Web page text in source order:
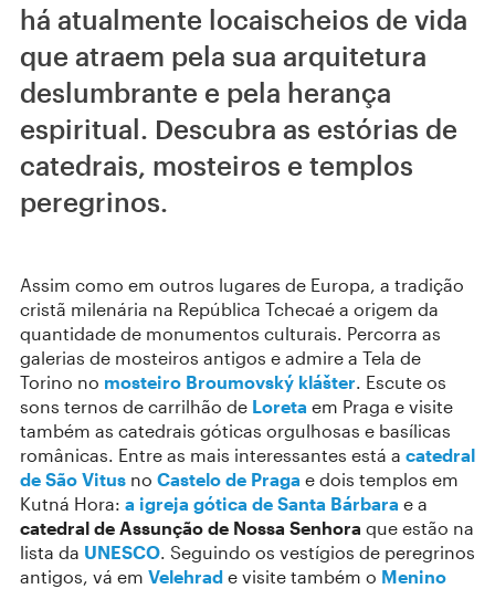
há atualmente locaischeios de vida
que atraem pela sua arquitetura
deslumbrante e pela herança
espiritual. Descubra as estórias de
catedrais, mosteiros e templos
peregrinos.
Assim como em outros lugares de Europa, a tradição
cristã milenária na República Tchecaé a origem da
quantidade de monumentos culturais. Percorra as
galerias de mosteiros antigos e admire a Tela de
Torino no mosteiro Broumovský klášter. Escute os
sons ternos de carrilhão de Loreta em Praga e visite
também as catedrais góticas orgulhosas e basílicas
românicas. Entre as mais interessantes está a catedral
de São Vitus no Castelo de Praga e dois templos em
Kutná Hora: a igreja gótica de Santa Bárbara e a
catedral de Assunção de Nossa Senhora que estão na
lista da UNESCO. Seguindo os vestígios de peregrinos
antigos, vá em Velehrad e visite também o Menino